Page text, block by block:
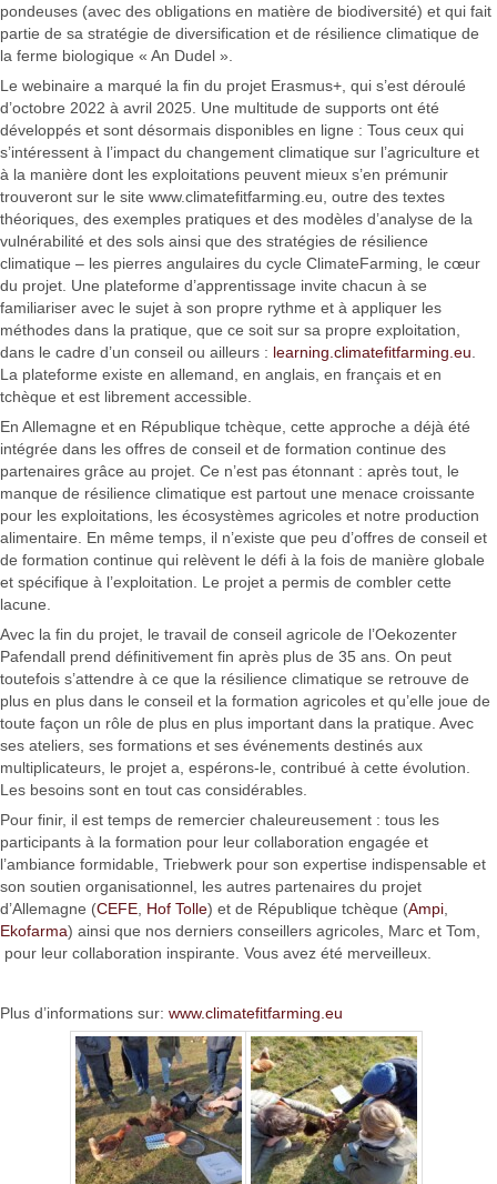
pondeuses (avec des obligations en matière de biodiversité) et qui fait
partie de sa stratégie de diversification et de résilience climatique de
la ferme biologique « An Dudel ».
Le webinaire a marqué la fin du projet Erasmus+, qui s’est déroulé
d’octobre 2022 à avril 2025. Une multitude de supports ont été
développés et sont désormais disponibles en ligne : Tous ceux qui
s’intéressent à l’impact du changement climatique sur l’agriculture et
à la manière dont les exploitations peuvent mieux s’en prémunir
trouveront sur le site www.climatefitfarming.eu, outre des textes
théoriques, des exemples pratiques et des modèles d’analyse de la
vulnérabilité et des sols ainsi que des stratégies de résilience
climatique – les pierres angulaires du cycle ClimateFarming, le cœur
du projet. Une plateforme d’apprentissage invite chacun à se
familiariser avec le sujet à son propre rythme et à appliquer les
méthodes dans la pratique, que ce soit sur sa propre exploitation,
dans le cadre d’un conseil ou ailleurs : learning.climatefitfarming.eu
La plateforme existe en allemand, en anglais, en français et en
tchèque et est librement accessible.
En Allemagne et en République tchèque, cette approche a déjà été
intégrée dans les offres de conseil et de formation continue des
partenaires grâce au projet. Ce n’est pas étonnant : après tout, le
manque de résilience climatique est partout une menace croissante
pour les exploitations, les écosystèmes agricoles et notre production
alimentaire. En même temps, il n’existe que peu d’offres de conseil et
de formation continue qui relèvent le défi à la fois de manière globale
et spécifique à l’exploitation. Le projet a permis de combler cette
lacune.
Avec la fin du projet, le travail de conseil agricole de l’Oekozenter
Pafendall prend définitivement fin après plus de 35 ans. On peut
toutefois s’attendre à ce que la résilience climatique se retrouve de
plus en plus dans le conseil et la formation agricoles et qu’elle joue de
toute façon un rôle de plus en plus important dans la pratique. Avec
ses ateliers, ses formations et ses événements destinés aux
multiplicateurs, le projet a, espérons-le, contribué à cette évolution.
Les besoins sont en tout cas considérables.
Pour finir, il est temps de remercier chaleureusement : tous les
participants à la formation pour leur collaboration engagée et
l’ambiance formidable, Triebwerk pour son expertise indispensable et
son soutien organisationnel, les autres partenaires du projet
d’Allemagne (CEFE Hof Tolle) et de République tchèque (Ampi
Ekofarma) ainsi que nos derniers conseillers agricoles, Marc et Tom,
pour leur collaboration inspirante. Vous avez été merveilleux.
Plus d’informations sur: www.climatefitfarming.eu